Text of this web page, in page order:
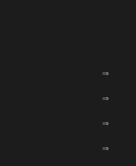
⇒
⇒
⇒
⇒